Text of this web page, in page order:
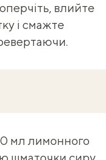
влийте
і смажте
мл лимонного